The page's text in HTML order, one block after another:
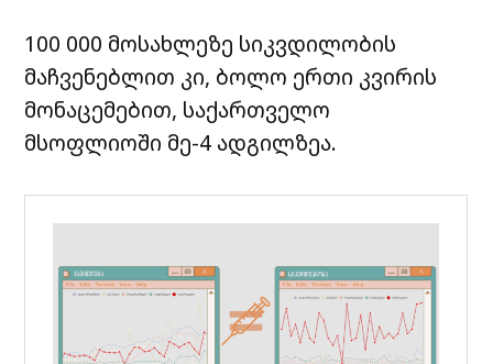
100 000 მოსახლეზე სიკვდილობის
მაჩვენებლით კი, ბოლო ერთი კვირის
მონაცემებით, საქართველო
მსოფლიოში მე-4 ადგილზეა.